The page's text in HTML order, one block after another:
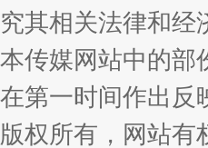
其相关法律和
传媒网站中的
第一时间作出
权所有，网站